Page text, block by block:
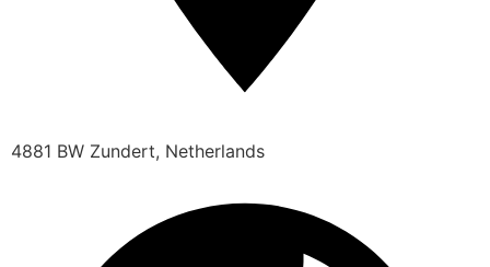
4881 BW Zundert, Netherlands